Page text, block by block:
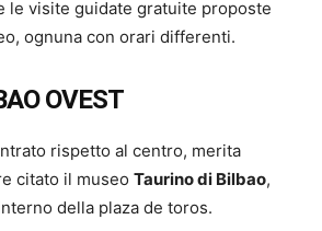
le visite guidate gratuite proposte
ognuna con orari differenti.
OVEST
rispetto al centro, merita
citato il museo Taurino di Bilbao,
della plaza de toros.